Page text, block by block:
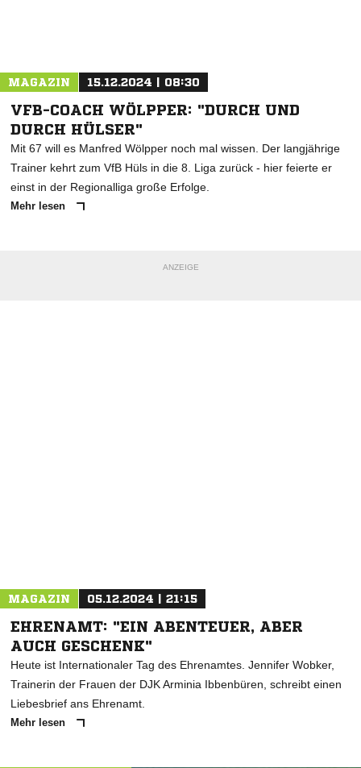
MAGAZIN 15.12.2024 | 08:30
VFB-COACH WÖLPPER: "DURCH UND
DURCH HÜLSER"
Mit 67 will es Manfred Wölpper noch mal wissen. Der langjährige
Trainer kehrt zum VfB Hüls in die 8. Liga zurück - hier feierte er
einst in der Regionalliga große Erfolge.
Mehr lesen
ANZEIGE
MAGAZIN 05.12.2024 | 21:15
EHRENAMT: "EIN ABENTEUER, ABER
AUCH GESCHENK"
Heute ist Internationaler Tag des Ehrenamtes. Jennifer Wobker,
Trainerin der Frauen der DJK Arminia Ibbenbüren, schreibt einen
Liebesbrief ans Ehrenamt.
Mehr lesen